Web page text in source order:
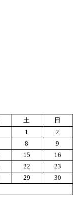
土
日
1
2
8
9
15
16
22
23
29
30